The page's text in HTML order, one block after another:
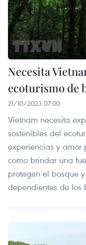
Necesita
ecoturismo de
21/10/2023 07:00
Vietnam necesita
sostenibles del
experiencias y amor
como brindar una
protegen el bosque
dependientes de los